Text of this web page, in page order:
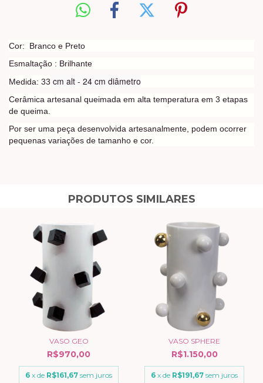
Cor: Branco e Preto
Esmaltação : Brilhante
Medida: 33 cm alt - 24 cm diâmetro
Cerâmica artesanal queimada em alta temperatura em 3 etapas
de queima.
Por ser uma peça desenvolvida artesanalmente, podem ocorrer
pequenas variações de tamanho e cor.
PRODUTOS SIMILARES
VASO GEO
R$970,00
6 x de R$161,67 sem juros
VASO SPHERE
R$1.150,00
6 x de R$191,67 sem juros